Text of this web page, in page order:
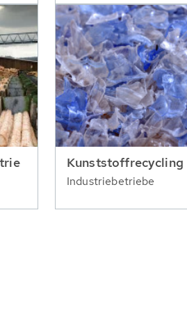
Kunststoffrecycling
Industriebetriebe